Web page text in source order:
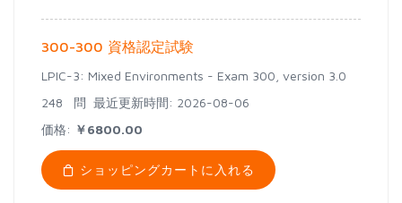
300-300 資格認定試験
LPIC-3: Mixed Environments - Exam 300, version 3.0
248 問 最近更新時間: 2026-08-06
価格: ￥6800.00
ショッピングカートに入れる